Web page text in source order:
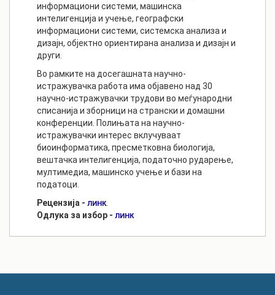
информациони системи, машинска
интелигенција и учење, географски
информациони системи, системска анализа и
дизајн, објектно ориентирана анализа и дизајн и
други.
Во рамките на досегашната научно-
истражувачка работа има објавено над 30
научно-истражувачки трудови во меѓународни
списанија и зборници на странски и домашни
конференции. Полињата на научно-
истражувачки интерес вклучуваат
биоинформатика, пресметковна биологија,
вештачка интелигенција, податочно рударење,
мултимедиа, машинско учење и бази на
податоци.
Рецензија - ЛИНК
Одлука за избор - ЛИНК